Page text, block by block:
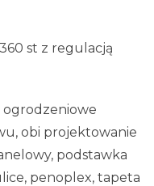
st z regulacją
obi projektowanie
podstawka
penoplex, tapeta